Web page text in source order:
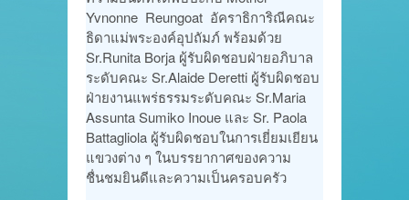
Yvnonne Reungoat อัคราธิการิณีคณะ
ธิดาแม่พระองค์อุปถัมภ์ พร้อมด้วย
Sr.Runita Borja ผู้รับผิดชอบฝ่ายอภิบาล
ระดับคณะ Sr.Alaide Deretti ผู้รับผิดชอบ
ฝ่ายงานแพร่ธรรมระดับคณะ Sr.Maria
Assunta Sumiko Inoue และ Sr. Paola
Battagliola ผู้รับผิดชอบในการเยี่ยมเยียน
แขวงต่าง ๆ ในบรรยากาศของความ
ชื่นชมยินดีและความเป็นครอบครัว